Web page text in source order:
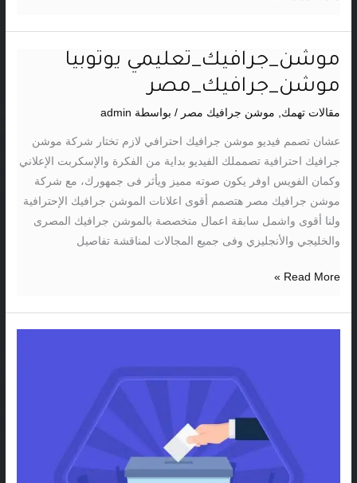
موشن_جرافيك_تعليمي يوتوبيا
موشن_جرافيك_مصر
مقالات تهمك, موشن جرافيك مصر / بواسطة admin
عشان تصمم فيديو موشن جرافيك احترافي لازم تختار شركة موشن
جرافيك احترافية تصمملك الفيديو بداية من الفكرة والإسكربت الإعلاني
وكمان الفويس اوفر يكون صوته مميز ويأثر فى جمهورك، مع شركة
موشن جرافيك مصر هتصمم أقوى اعلانات الموشن جرافيك الإحترافية
ولنا أقوى واشمل سابقة اعمال متخصصة بالموشن جرافيك المصرى
والخليجي والأنجليزي وفى جميع المجالات لمناقشة تفاصيل
موشن_جرافيك_تعليمي
موشن_جرافيك_مصر
Read More »